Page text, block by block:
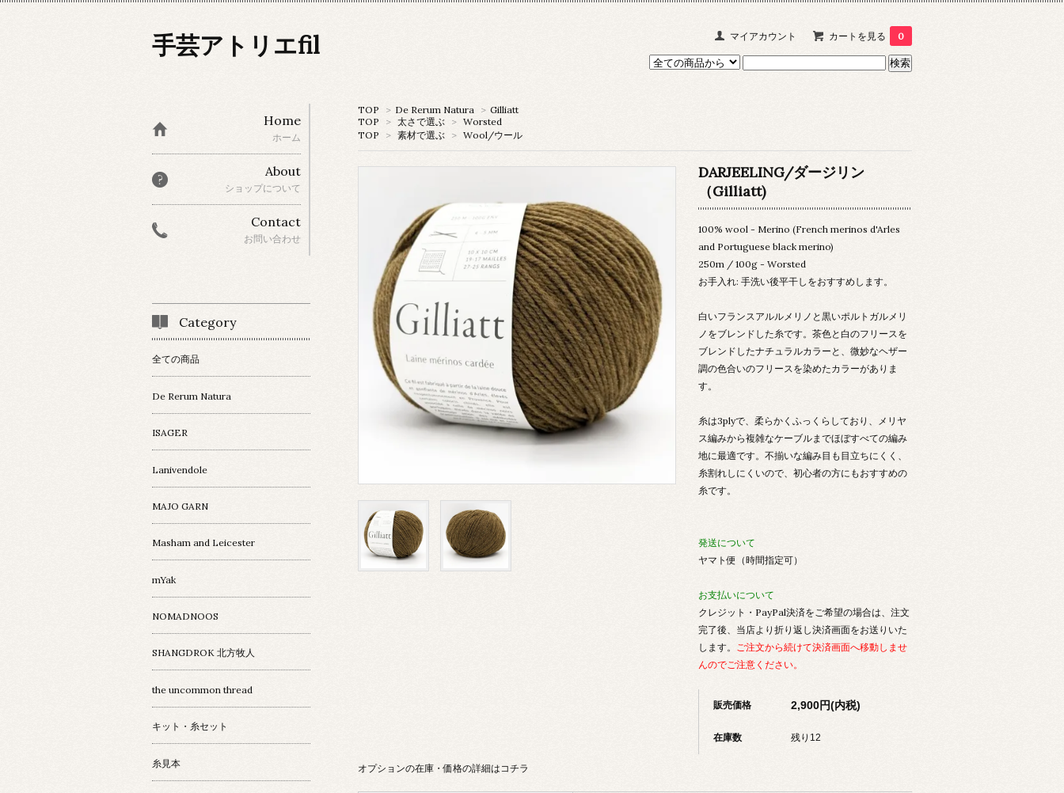
マイアカウント カートを見る 0
手芸アトリエfil
TOP > De Rerum Natura > Gilliatt
TOP
> 太さで選ぶ > Worsted
TOP
> 素材で選ぶ > Wool/ウール
DARJEELING/ダージリン
（Gilliatt)
100% wool - Merino (French merinos d'Arles
and Portuguese black merino)
250m / 100g - Worsted
お手入れ: 手洗い後平干しをおすすめします。
白いフランスアルルメリノと黒いポルトガルメリ
ノをブレンドした糸です。茶色と白のフリースを
ブレンドしたナチュラルカラーと、微妙なヘザー
調の色合いのフリースを染めたカラーがありま
す。
糸は3plyで、柔らかくふっくらしており、メリヤ
ス編みから複雑なケーブルまでほぼすべての編み
地に最適です。不揃いな編み目も目立ちにくく、
糸割れしにくいので、初心者の方にもおすすめの
糸です。
発送について
ヤマト便（時間指定可）
お支払いについて
クレジット・PayPal決済をご希望の場合は、注文
完了後、当店より折り返し決済画面をお送りいた
します。 ご注文から続けて決済画面へ移動しませ
んのでご注意ください。
販売価格 2,900円(内税)
在庫数 残り12
オプションの在庫・価格の詳細はコチラ
Home
ホーム
About
ショップについて
Contact
お問い合わせ
Category
全ての商品
De Rerum Natura
ISAGER
Lanivendole
MAJO GARN
Masham and Leicester
mYak
NOMADNOOS
SHANGDROK 北方牧人
the uncommon thread
キット・糸セット
糸見本